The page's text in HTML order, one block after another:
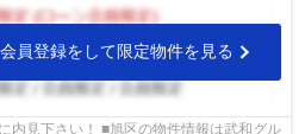
会員登録をして限定物件を見る
内見下さい！ ■旭区の物件情報は武和グル